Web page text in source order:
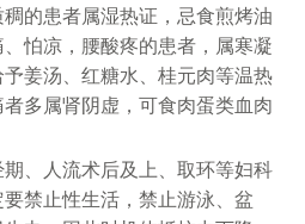
的患者属湿热证，忌食煎烤油
怕凉，腰酸疼的患者，属寒凝
姜汤、红糖水、桂元肉等温热
多属肾阴虚，可食肉蛋类血肉
、人流术后及上、取环等妇科
禁止性生活，禁止游泳、盆